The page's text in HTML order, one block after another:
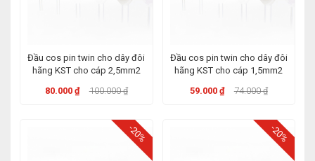
Đầu cos pin twin cho dây đôi
hãng KST cho cáp 2,5mm2
80.000 ₫
100.000 ₫
Đầu cos pin twin cho dây đôi
hãng KST cho cáp 1,5mm2
59.000 ₫
74.000 ₫
-20% -20%